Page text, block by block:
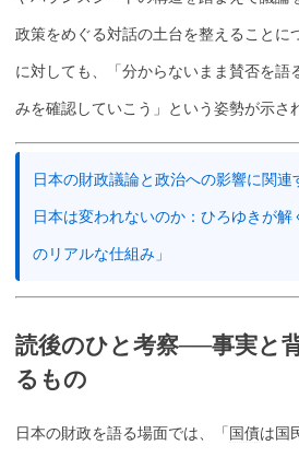
政策をめぐる対話の土台を整えることに
に対しても、「分からないまま賛否を語
みを確認していこう」という姿勢が示さ
日本の財政議論と政治への影響に関
日本は変われないのか：ひろゆきが解
のリアルな仕組み」
読後のひと考察──事実と
るもの
日本の財政を語る場面では、「国債は国